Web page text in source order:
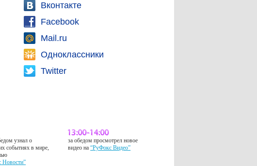
Вконтакте
Facebook
Mail.ru
Одноклассники
Twitter
узнал о
событиях в мире,
Новости”
за обедом просмотрел новое
видео на“РуФокс Видео”